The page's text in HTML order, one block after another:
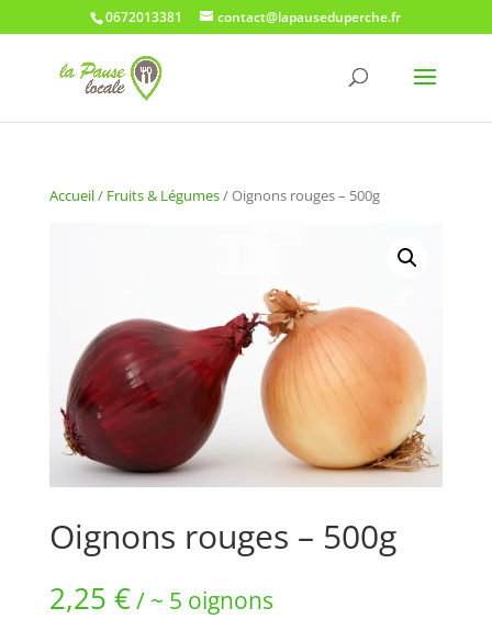
0672013381 contact@lapauseduperche.fr
Accueil/ Fruits & Légumes/ Oignons rouges – 500g
Oignons rouges – 500g
2,25 €/ ~ 5 oignons